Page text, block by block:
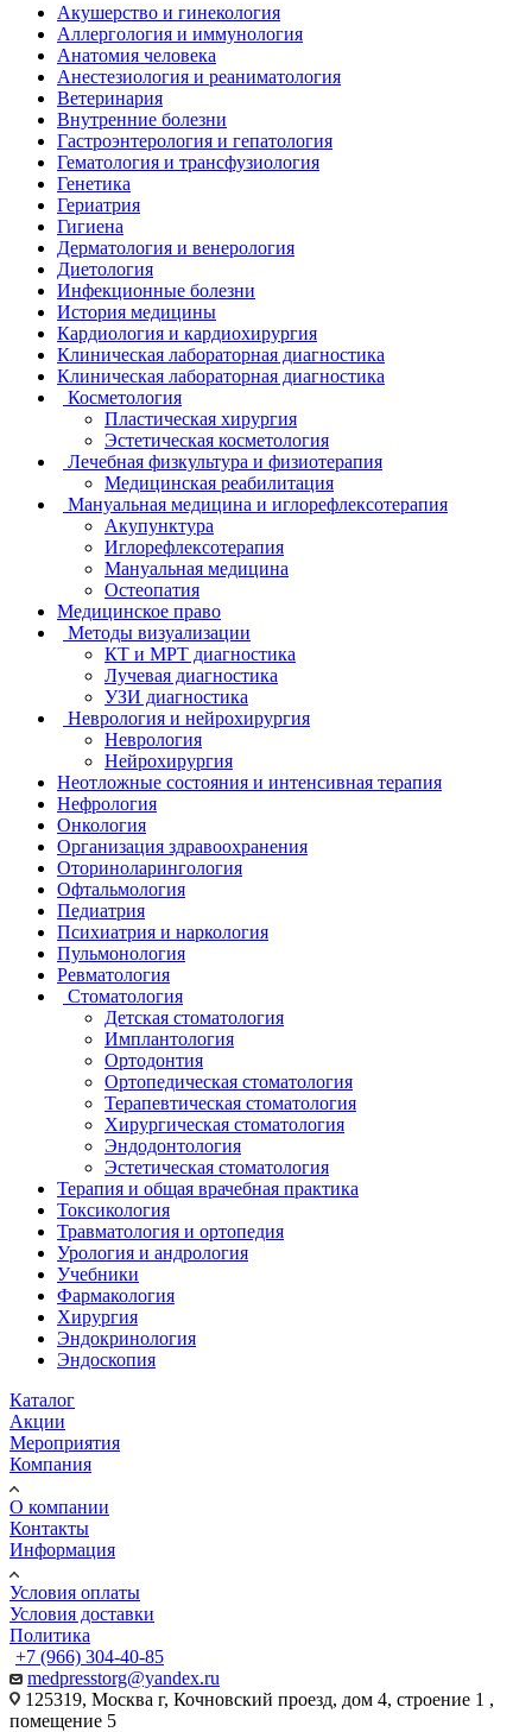
Акушерство и гинекология
Аллергология и иммунология
Анатомия человека
Анестезиология и реаниматология
Ветеринария
Внутренние болезни
Гастроэнтерология и гепатология
Гематология и трансфузиология
Генетика
Гериатрия
Гигиена
Дерматология и венерология
Диетология
Инфекционные болезни
История медицины
Кардиология и кардиохирургия
Клиническая лабораторная диагностика
Клиническая лабораторная диагностика
Косметология
Пластическая хирургия
Эстетическая косметология
Лечебная физкультура и физиотерапия
Медицинская реабилитация
Мануальная медицина и иглорефлексотерапия
Акупунктура
Иглорефлексотерапия
Мануальная медицина
Остеопатия
Медицинское право
Методы визуализации
КТ и МРТ диагностика
Лучевая диагностика
УЗИ диагностика
Неврология и нейрохирургия
Неврология
Нейрохирургия
Неотложные состояния и интенсивная терапия
Нефрология
Онкология
Организация здравоохранения
Оториноларингология
Офтальмология
Педиатрия
Психиатрия и наркология
Пульмонология
Ревматология
Стоматология
Детская стоматология
Имплантология
Ортодонтия
Ортопедическая стоматология
Терапевтическая стоматология
Хирургическая стоматология
Эндодонтология
Эстетическая стоматология
Терапия и общая врачебная практика
Токсикология
Травматология и ортопедия
Урология и андрология
Учебники
Фармакология
Хирургия
Эндокринология
Эндоскопия
Каталог
Акции
Мероприятия
Компания
О компании
Контакты
Информация
Условия оплаты
Условия доставки
Политика
+7 (966) 304-40-85
medpresstorg@yandex.ru
125319, Москва г, Кочновский проезд, дом 4, строение 1 ,
помещение 5